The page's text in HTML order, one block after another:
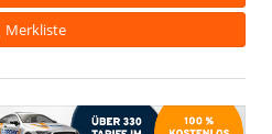
Merkliste